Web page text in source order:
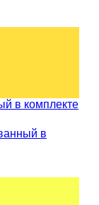
в комплекте